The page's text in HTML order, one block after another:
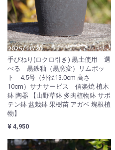
手びねり(ロクロ引き) 黒土使用 選
べる 黒鉄釉（黒窯変）リムポッ
ト 4.5号（外径13.0cm 高さ
10cm）サナサービス 信楽焼 植木
鉢 陶器 【山野草鉢 多肉植物鉢 サボ
テン鉢 盆栽鉢 果樹苗 アガベ 塊根植
物】
¥ 4,950